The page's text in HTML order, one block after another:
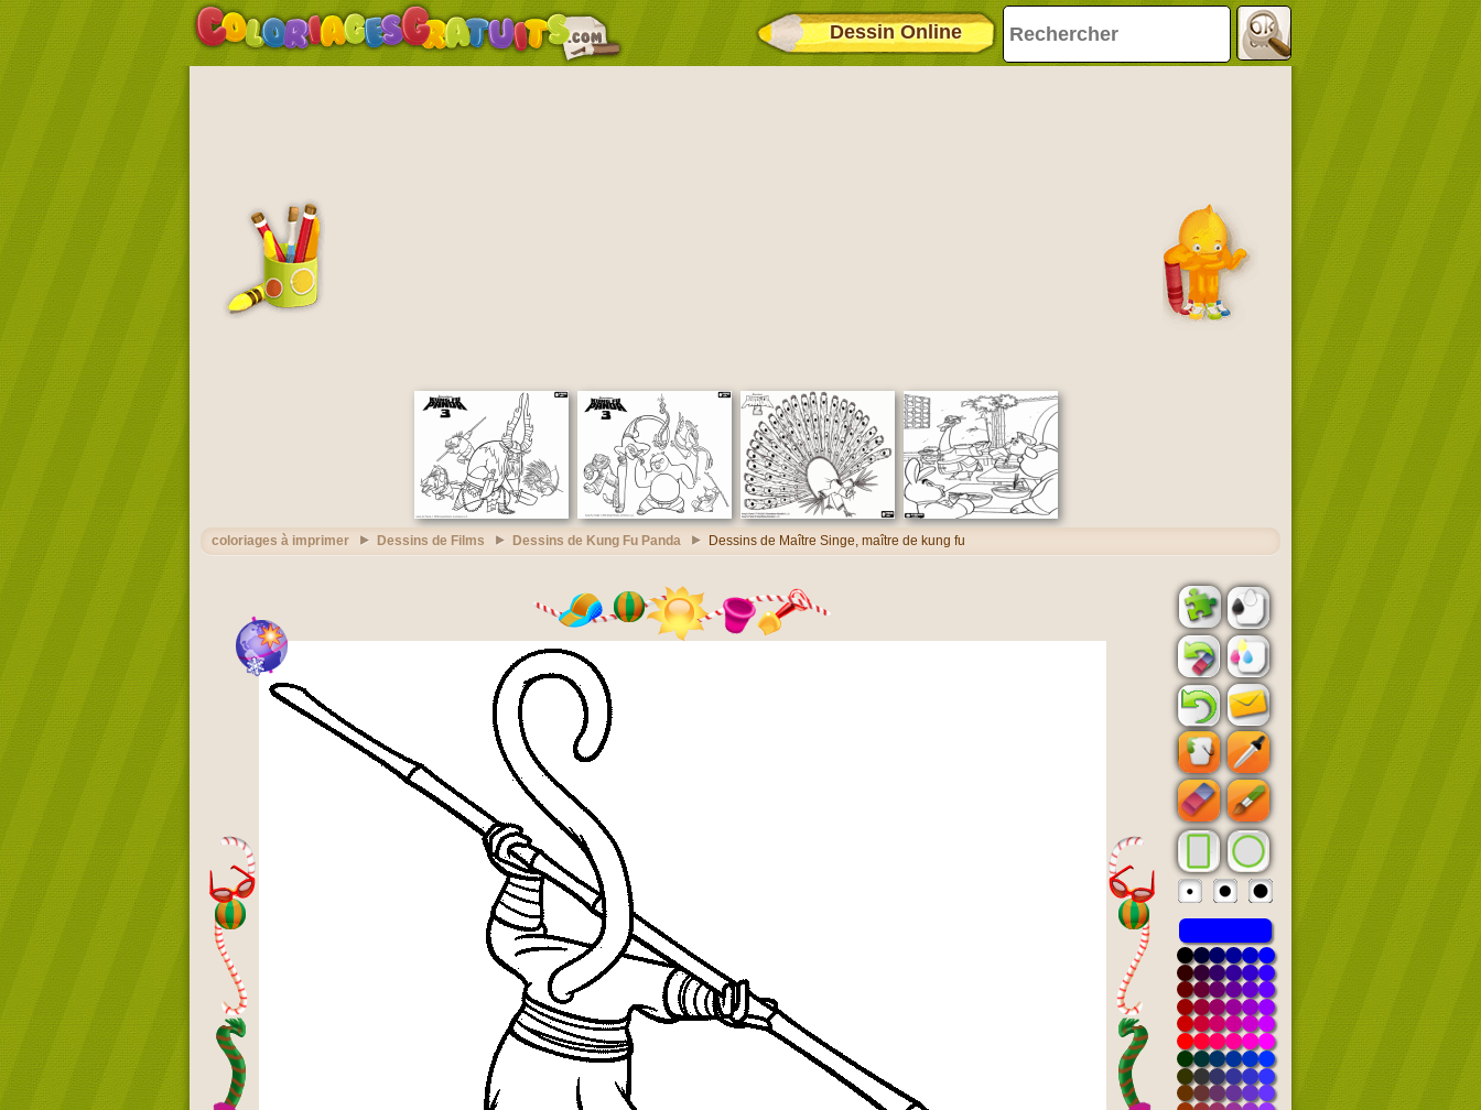
Dessin Online
coloriages à imprimer Dessins de Films Dessins de Kung Fu Panda Dessins de Maître Singe, maître de kung fu